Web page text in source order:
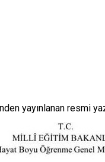
yayınlanan resmi